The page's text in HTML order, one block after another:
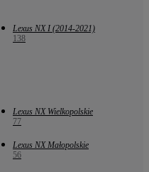
Lexus NX I (2014-2021)
138
Lexus NX Wielkopolskie
77
Lexus NX Małopolskie
56